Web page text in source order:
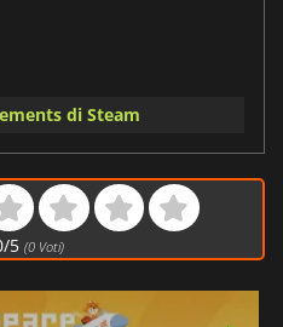
di Steam
/5 (0Voti)